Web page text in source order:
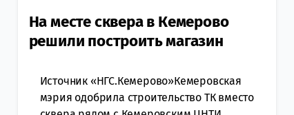
На месте сквера в Кемерово
решили построить магазин
Источник «НГС.Кемерово»Кемеровская
мэрия одобрила строительство ТК вместо